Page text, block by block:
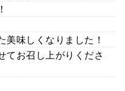
味しくなりました！
てお召し上がりくださ